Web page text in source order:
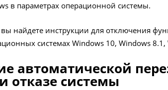
в параметрах операционной системы.
вы найдете инструкции для отключения
системах Windows 10, Windows
автоматической
отказе системы